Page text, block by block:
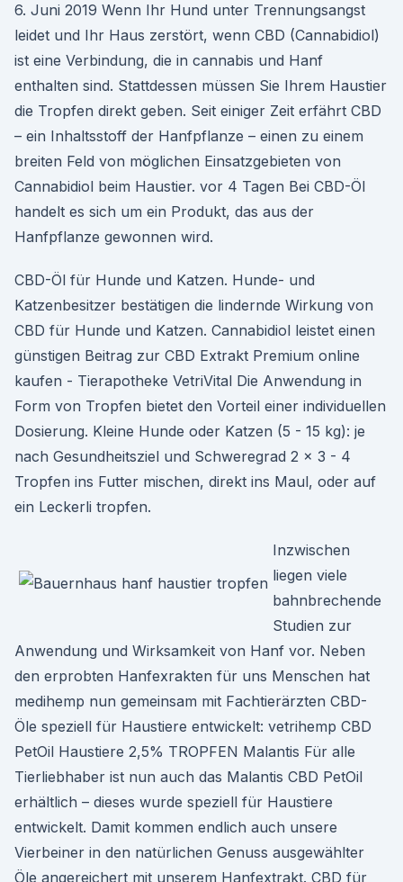
6. Juni 2019 Wenn Ihr Hund unter Trennungsangst
leidet und Ihr Haus zerstört, wenn CBD (Cannabidiol)
ist eine Verbindung, die in cannabis und Hanf
enthalten sind. Stattdessen müssen Sie Ihrem Haustier
die Tropfen direkt geben. Seit einiger Zeit erfährt CBD
– ein Inhaltsstoff der Hanfpflanze – einen zu einem
breiten Feld von möglichen Einsatzgebieten von
Cannabidiol beim Haustier. vor 4 Tagen Bei CBD-Öl
handelt es sich um ein Produkt, das aus der
Hanfpflanze gewonnen wird.
CBD-Öl für Hunde und Katzen. Hunde- und
Katzenbesitzer bestätigen die lindernde Wirkung von
CBD für Hunde und Katzen. Cannabidiol leistet einen
günstigen Beitrag zur CBD Extrakt Premium online
kaufen - Tierapotheke VetriVital Die Anwendung in
Form von Tropfen bietet den Vorteil einer individuellen
Dosierung. Kleine Hunde oder Katzen (5 - 15 kg): je
nach Gesundheitsziel und Schweregrad 2 x 3 - 4
Tropfen ins Futter mischen, direkt ins Maul, oder auf
ein Leckerli tropfen.
Inzwischen
liegen viele
bahnbrechende
Studien zur
Anwendung und Wirksamkeit von Hanf vor. Neben
den erprobten Hanfexrakten für uns Menschen hat
medihemp nun gemeinsam mit Fachtierärzten CBD-
Öle speziell für Haustiere entwickelt: vetrihemp CBD
PetOil Haustiere 2,5% TROPFEN Malantis Für alle
Tierliebhaber ist nun auch das Malantis CBD PetOil
erhältlich – dieses wurde speziell für Haustiere
entwickelt. Damit kommen endlich auch unsere
Vierbeiner in den natürlichen Genuss ausgewählter
Öle angereichert mit unserem Hanfextrakt. CBD für